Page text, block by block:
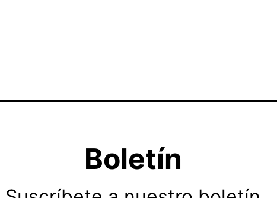
Boletín